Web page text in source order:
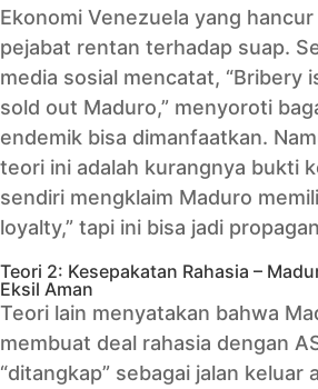
Ekonomi Venezuela yang
pejabat rentan terhadap suap.
media sosial mencatat,
sold out Maduro,” menyoroti
endemik bisa dimanfaatkan.
teori ini adalah kurangnya bukti
sendiri mengklaim Maduro
loyalty,” tapi ini bisa jadi
Teori 2: Kesepakatan Rahasia –
Eksil Aman
Teori lain menyatakan bahwa
membuat deal rahasia dengan
“ditangkap” sebagai jalan keluar